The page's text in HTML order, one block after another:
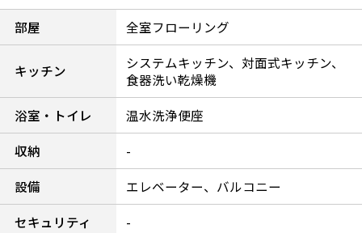
部屋 全室フローリング
キッチン
システムキッチン、対面式キッチン、
食器洗い乾燥機
浴室・トイレ
温水洗浄便座
収納
-
設備
エレベーター、バルコニー
セキュリティ
-